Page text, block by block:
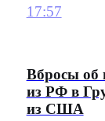
17:57
Вбросы об
из РФ в
из США